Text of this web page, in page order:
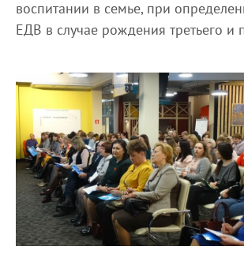
воспитании в семье, при
ЕДВ в случае рождения третьего и